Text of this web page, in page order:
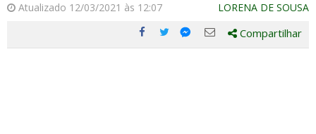
Atualizado 12/03/2021 às 12:07 LORENA DE SOUSA
Compartilhe
Compartilhe
Compartilhe
Compartilhe
Compartilhar